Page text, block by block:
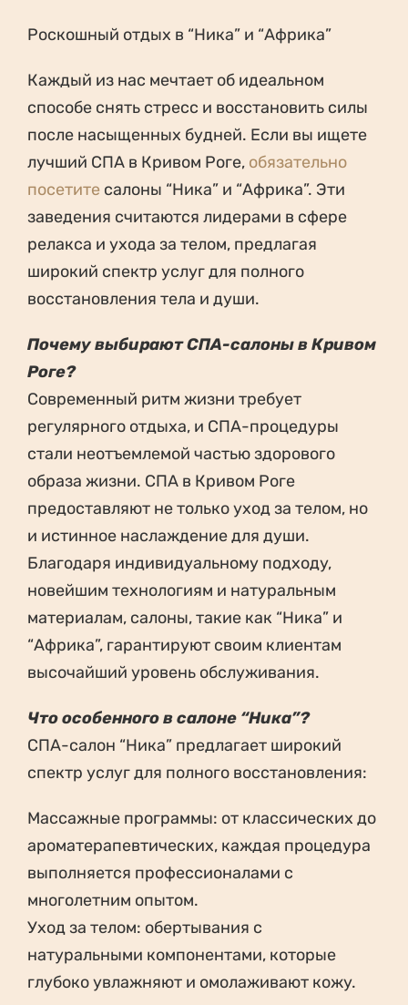
Роскошный отдых в “Ника” и “Африка”
Каждый из нас мечтает об идеальном
способе снять стресс и восстановить силы
после насыщенных будней. Если вы ищете
лучший СПА в Кривом Роге, обязательно
посетите салоны “Ника” и “Африка”. Эти
заведения считаются лидерами в сфере
релакса и ухода за телом, предлагая
широкий спектр услуг для полного
восстановления тела и души.
Почему выбирают СПА-салоны в Кривом
Роге?
Современный ритм жизни требует
регулярного отдыха, и СПА-процедуры
стали неотъемлемой частью здорового
образа жизни. СПА в Кривом Роге
предоставляют не только уход за телом, но
и истинное наслаждение для души.
Благодаря индивидуальному подходу,
новейшим технологиям и натуральным
материалам, салоны, такие как “Ника” и
“Африка”, гарантируют своим клиентам
высочайший уровень обслуживания.
Что особенного в салоне “Ника”?
СПА-салон “Ника” предлагает широкий
спектр услуг для полного восстановления:
Массажные программы: от классических до
ароматерапевтических, каждая процедура
выполняется профессионалами с
многолетним опытом.
Уход за телом: обертывания с
натуральными компонентами, которые
глубоко увлажняют и омолаживают кожу.